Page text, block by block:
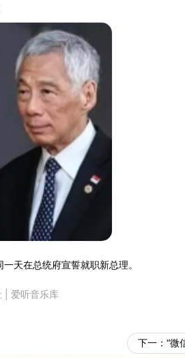
天在总统府宣誓就职新总理。
爱听音乐库
下一： “微